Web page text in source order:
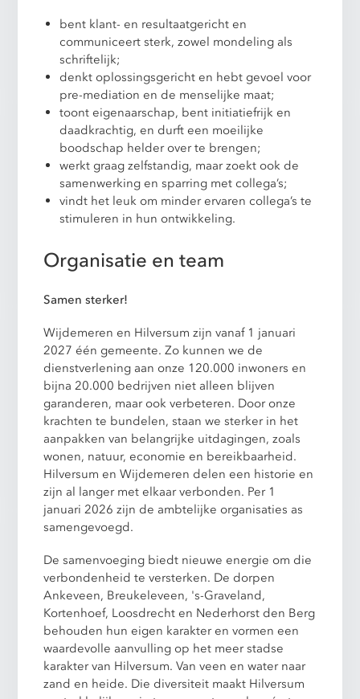
bent klant- en resultaatgericht en
communiceert sterk, zowel mondeling als
schriftelijk;
denkt oplossingsgericht en hebt gevoel voor
pre-mediation en de menselijke maat;
toont eigenaarschap, bent initiatiefrijk en
daadkrachtig, en durft een moeilijke
boodschap helder over te brengen;
werkt graag zelfstandig, maar zoekt ook de
samenwerking en sparring met collega’s;
vindt het leuk om minder ervaren collega’s te
stimuleren in hun ontwikkeling.
Organisatie en team
Samen sterker!
Wijdemeren en Hilversum zijn vanaf 1 januari
2027 één gemeente. Zo kunnen we de
dienstverlening aan onze 120.000 inwoners en
bijna 20.000 bedrijven niet alleen blijven
garanderen, maar ook verbeteren. Door onze
krachten te bundelen, staan we sterker in het
aanpakken van belangrijke uitdagingen, zoals
wonen, natuur, economie en bereikbaarheid.
Hilversum en Wijdemeren delen een historie en
zijn al langer met elkaar verbonden. Per 1
januari 2026 zijn de ambtelijke organisaties as
samengevoegd.
De samenvoeging biedt nieuwe energie om die
verbondenheid te versterken. De dorpen
Ankeveen, Breukeleveen, 's-Graveland,
Kortenhoef, Loosdrecht en Nederhorst den Berg
behouden hun eigen karakter en vormen een
waardevolle aanvulling op het meer stadse
karakter van Hilversum. Van veen en water naar
zand en heide. Die diversiteit maakt Hilversum